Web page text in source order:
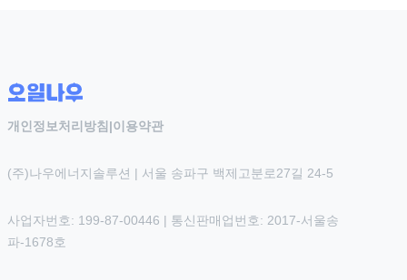
개인정보처리방침 |이용약관
(주)나우에너지솔루션 | 서울 송파구 백제고분로27길 24-5
사업자번호: 199-87-00446 | 통신판매업번호: 2017-서울송
파-1678호